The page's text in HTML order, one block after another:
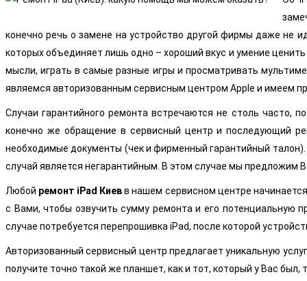
конечно речь о замене на устройство другой фирмы даже
которых объединяет лишь одно – хороший вкус и умение
мысли, играть в самые разные игры и просматривать
являемся авторизованным сервисным центром Apple и имеем
Случаи гарантийного ремонта встречаются не столь часто,
конечно же обращение в сервисный центр и последующий
необходимые документы (чек и фирменный гарантийный
случай является негарантийным. В этом случае мы предложим
Любой ремонт iPad Киевв нашем сервисном центре
с Вами, чтобы озвучить сумму ремонта и его потенциальную
случае потребуется перепрошивка iPad, после которой
Авторизованный сервисный центр предлагает уникальную
получите точно такой же планшет, как и тот, который у Вас